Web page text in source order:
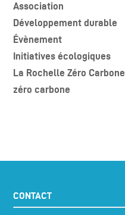
Association
Développement durable
Évènement
Initiatives écologiques
La Rochelle Zéro Carbone
zéro carbone
CONTACT